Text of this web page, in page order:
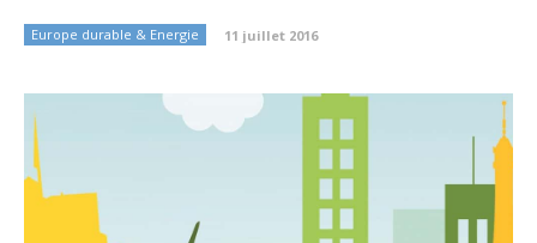
Europe durable & Energie 11 juillet 2016